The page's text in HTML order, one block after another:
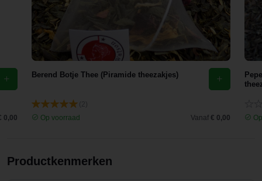
0,00
Berend Botje Thee (Piramide theezakjes)
Op voorraad
Vanaf € 0,00
Productkenmerken